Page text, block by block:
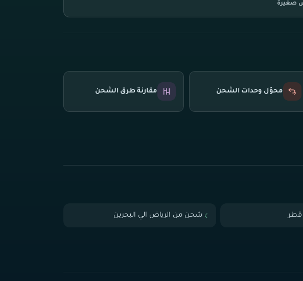
صغيرة
محوّل وحدات الشحن مقارنة طرق الشحن
شحن من الرياض الي البحرين